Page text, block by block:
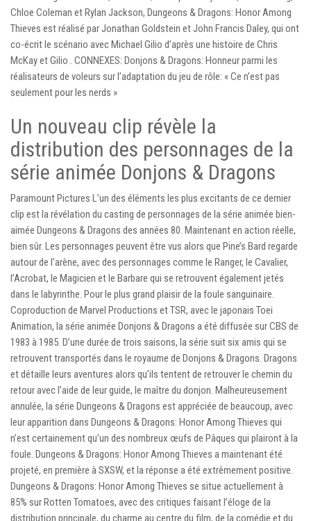
Chloe Coleman et Rylan Jackson, Dungeons & Dragons: Honor Among
Thieves est réalisé par Jonathan Goldstein et John Francis Daley, qui ont
co-écrit le scénario avec Michael Gilio d’après une histoire de Chris
McKay et Gilio . CONNEXES: Donjons & Dragons: Honneur parmi les
réalisateurs de voleurs sur l’adaptation du jeu de rôle: « Ce n’est pas
seulement pour les nerds »
Un nouveau clip révèle la
distribution des personnages de la
série animée Donjons & Dragons
Paramount Pictures L’un des éléments les plus excitants de ce dernier
clip est la révélation du casting de personnages de la série animée bien-
aimée Dungeons & Dragons des années 80. Maintenant en action réelle,
bien sûr. Les personnages peuvent être vus alors que Pine’s Bard regarde
autour de l’arène, avec des personnages comme le Ranger, le Cavalier,
l’Acrobat, le Magicien et le Barbare qui se retrouvent également jetés
dans le labyrinthe. Pour le plus grand plaisir de la foule sanguinaire.
Coproduction de Marvel Productions et TSR, avec le japonais Toei
Animation, la série animée Donjons & Dragons a été diffusée sur CBS de
1983 à 1985. D’une durée de trois saisons, la série suit six amis qui se
retrouvent transportés dans le royaume de Donjons & Dragons. Dragons
et détaille leurs aventures alors qu’ils tentent de retrouver le chemin du
retour avec l’aide de leur guide, le maître du donjon. Malheureusement
annulée, la série Dungeons & Dragons est appréciée de beaucoup, avec
leur apparition dans Dungeons & Dragons: Honor Among Thieves qui
n’est certainement qu’un des nombreux œufs de Pâques qui plairont à la
foule. Dungeons & Dragons: Honor Among Thieves a maintenant été
projeté, en première à SXSW, et la réponse a été extrêmement positive.
Dungeons & Dragons: Honor Among Thieves se situe actuellement à
85% sur Rotten Tomatoes, avec des critiques faisant l’éloge de la
distribution principale, du charme au centre du film, de la comédie et du